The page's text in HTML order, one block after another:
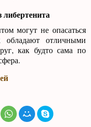
могут не опасаться
обладают отличными
как будто сама по